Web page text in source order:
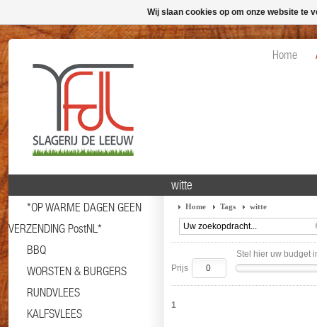
Home
*OP WARME DAGEN GEEN
VERZENDING PostNL*
BBQ
WORSTEN & BURGERS
RUNDVLEES
KALFSVLEES
witte
Home Tags witte
Stel hier uw budget
Prijs
1
Wij slaan cookies op om onze website te